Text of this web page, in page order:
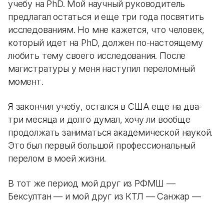
учебу на PhD. Мой научный руководитель
предлагал остаться и еще три года посвятить
исследованиям. Но мне кажется, что человек,
который идет на PhD, должен по-настоящему
любить тему своего исследования. После
магистратуры у меня наступил переломный
момент.
Я закончил учебу, остался в США еще на два-
три месяца и долго думал, хочу ли вообще
продолжать заниматься академической наукой.
Это был первый большой профессиональный
перелом в моей жизни.
В тот же период мой друг из РФМШ —
Бексултан — и мой друг из КТЛ — Санжар —